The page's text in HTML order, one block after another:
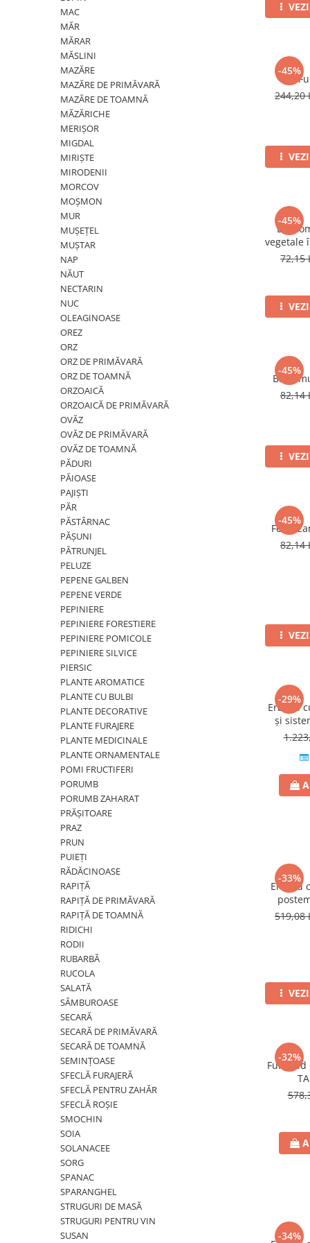
CASTRAVEȚI
Fertilizanți foliari
Dezinfectant sol
Fertilizanți foliari
Tratament semințe
Biostimulatori
Fertilizanți foliari
CEREALE DE PRIMĂVARĂ
Fertilizanți foliari
CEREALE DE TOAMNĂ
Fertilizanți foliari
CEREALE PĂIOASE
Tratament semințe
Biostimulatori
Fertilizanți foliari
Biostimulatori
Fertilizanți foliari
Fertilizanți foliari
Fertilizanți foliari
CONOPIDĂ
Fertilizanți foliari
CORIANDRU
CUCURBITACEE
CULTURI FLORICOLE ȘI
ORNAMENTALE
CULTURI HORTICOLE
Fertilizanți foliari
Fertilizanți foliari
FASOLE BOABE
FASOLE PĂSTĂI
FLOAREA SOARELUI
Tratament semințe
Biostimulatori
Fertilizanți foliari
Dezinfectant sol
Fertilizanți foliari
SÂMBUROASE
Biostimulatori
Fertilizanți foliari
SEMINȚOASE
Biostimulatori
Fertilizanți foliari
Fertilizanți foliari
Fertilizanti foliari
Tratament semințe
Biostimulatori
Fertilizanți foliari
GRÂU DE TOAMNĂ
Tratament semințe
Biostimulatori
Fertilizanți foliari
Dezinfectant sol
Biostimulatori
Fertilizanți foliari
Tratament semințe
MAC
MĂR
MĂRAR
MĂSLINI
MAZĂRE
MAZĂRE DE PRIMĂVARĂ
MAZĂRE DE TOAMNĂ
MĂZĂRICHE
MERIȘOR
MIGDAL
MIRIȘTE
MIRODENII
MORCOV
MOȘMON
MUR
MUȘEȚEL
MUȘTAR
NAP
NĂUT
NECTARIN
NUC
OLEAGINOASE
OREZ
ORZ
ORZ DE PRIMĂVARĂ
ORZ DE TOAMNĂ
ORZOAICĂ
ORZOAICĂ DE PRIMĂVARĂ
OVĂZ
OVĂZ DE PRIMĂVARĂ
OVĂZ DE TOAMNĂ
PĂDURI
PĂIOASE
PAJIȘTI
PĂR
PĂSTÂRNAC
PĂȘUNI
PĂTRUNJEL
PELUZE
PEPENE GALBEN
PEPENE VERDE
PEPINIERE
PEPINIERE FORESTIERE
PEPINIERE POMICOLE
PEPINIERE SILVICE
PIERSIC
PLANTE AROMATICE
PLANTE CU BULBI
PLANTE DECORATIVE
PLANTE FURAJERE
PLANTE MEDICINALE
PLANTE ORNAMENTALE
POMI FRUCTIFERI
PORUMB
PORUMB ZAHARAT
PRĂȘITOARE
PRAZ
PRUN
PUIEȚI
RĂDĂCINOASE
RAPIȚĂ
RAPIȚĂ DE PRIMĂVARĂ
RAPIȚĂ DE TOAMNĂ
RIDICHI
RODII
RUBARBĂ
RUCOLA
SALATĂ
SÂMBUROASE
SECARĂ
SECARĂ DE PRIMĂVARĂ
SECARĂ DE TOAMNĂ
SEMINȚOASE
SFECLĂ FURAJERĂ
SFECLĂ PENTRU ZAHĂR
SFECLĂ ROȘIE
SMOCHIN
SOIA
SOLANACEE
SORG
SPANAC
SPARANGHEL
STRUGURI DE MASĂ
STRUGURI PENTRU VIN
SUSAN
-45%
244,20
-45%
vegetale
72,15
-45%
82,14
-45%
82,14
-29%
Erbicid
și
-33%
Erbicid
519,08
-32%
Fungicid
-34%